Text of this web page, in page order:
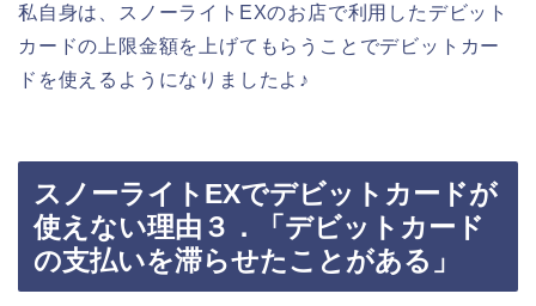
私自身は、スノーライトEXのお店で利用したデビット
カードの上限金額を上げてもらうことでデビットカー
ドを使えるようになりましたよ♪
スノーライトEXでデビットカードが
使えない理由３．「デビットカード
の支払いを滞らせたことがある」